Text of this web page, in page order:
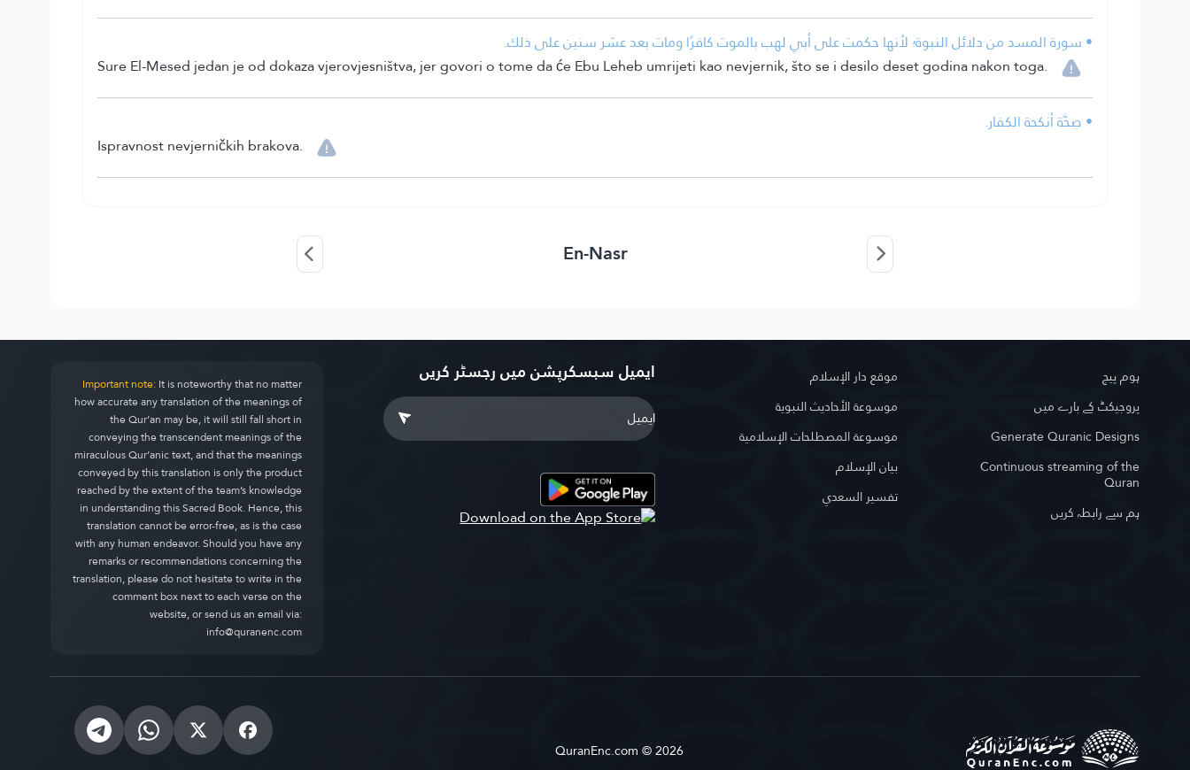
• سورة المسد من دلائل النبوة؛ لأنها حكمت على أبي لهب بالموت كافرًا ومات بعد عشر سنين على ذلك.
Sure El-Mesed jedan je od dokaza vjerovjesništva, jer govori o tome da će Ebu Leheb umrijeti kao nevjernik, što se i desilo deset godina nakon toga.
• صِحَّة أنكحة الكفار.
Ispravnost nevjerničkih brakova.
En-Nasr
ہوم پیج
پروجیکٹ کے بارے میں
Generate Quranic Designs
Continuous streaming of the
Quran
ہم سے رابطہ کریں
موقع دار الإسلام
موسوعة الأحاديث النبوية
موسوعة المصطلحات الإسلامية
بيان الإسلام
تفسير السعدي
ایمیل سبسکرپشن میں رجسٹر کریں Important note:It is noteworthy that no matter
how accurate any translation of the meanings of
the Qur’an may be, it will still fall short in
conveying the transcendent meanings of the
miraculous Qur’anic text, and that the meanings
conveyed by this translation is only the product
reached by the extent of the team’s knowledge
in understanding this Sacred Book. Hence, this
translation cannot be error-free, as is the case
with any human endeavor. Should you have any
remarks or recommendations concerning the
translation, please do not hesitate to write in the
comment box next to each verse on the
website, or send us an email via:
info@quranenc.com
QuranEnc.com © 2026